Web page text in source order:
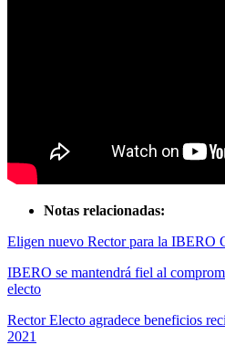
Notas relacionadas:
Eligen nuevo Rector para la IBERO
IBERO se mantendrá fiel al
electo
Rector Electo agradece beneficios
2021